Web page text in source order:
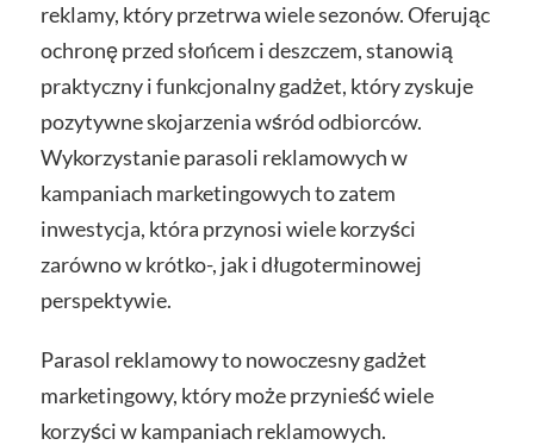
reklamy, który przetrwa wiele sezonów. Oferując
ochronę przed słońcem i deszczem, stanowią
praktyczny i funkcjonalny gadżet, który zyskuje
pozytywne skojarzenia wśród odbiorców.
Wykorzystanie parasoli reklamowych w
kampaniach marketingowych to zatem
inwestycja, która przynosi wiele korzyści
zarówno w krótko-, jak i długoterminowej
perspektywie.
Parasol reklamowy to nowoczesny gadżet
marketingowy, który może przynieść wiele
korzyści w kampaniach reklamowych.